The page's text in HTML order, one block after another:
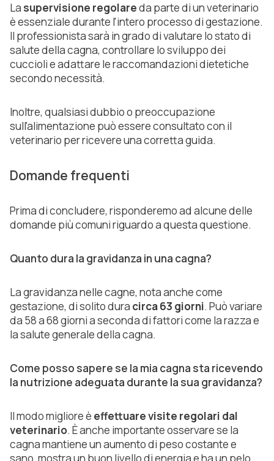
La supervisione regolareda parte di un veterinario
è essenziale durante l'intero processo di gestazione.
Il professionista sarà in grado di valutare lo stato di
salute della cagna, controllare lo sviluppo dei
cuccioli e adattare le raccomandazioni dietetiche
secondo necessità.
Inoltre, qualsiasi dubbio o preoccupazione
sull'alimentazione può essere consultato con il
veterinario per ricevere una corretta guida.
Domande frequenti
Prima di concludere, risponderemo ad alcune delle
domande più comuni riguardo a questa questione.
Quanto dura la gravidanza in una cagna?
La gravidanza nelle cagne, nota anche come
gestazione, di solito dura circa 63 giorni. Può variare
da 58 a 68 giorni a seconda di fattori come la razza e
la salute generale della cagna.
Come posso sapere se la mia cagna sta ricevendo
la nutrizione adeguata durante la sua gravidanza?
Il modo migliore è effettuare visite regolari dal
veterinario. È anche importante osservare se la
cagna mantiene un aumento di peso costante e